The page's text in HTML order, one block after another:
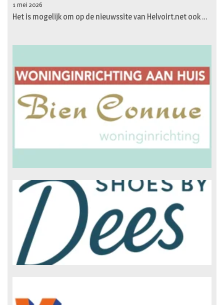
1 mei 2026
Het is mogelijk om op de nieuwssite van Helvoirt.net ook …